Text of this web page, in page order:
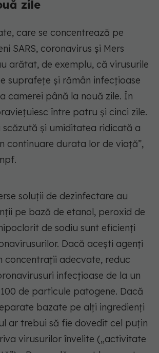
zile
care se concentrează pe
SARS, coronavirus și Mers
arătat, de exemplu, că virusurile
suprafețe și rămân infecțioase
camerei până la nouă zile. În
între patru și cinci zile.
scăzută și umiditatea ridicată a
continuare durata lor de viață”,
soluții de dezinfectare au
pe bază de etanol, peroxid de
de sodiu sunt eficienți
Dacă acești agenți
concentrații adecvate, reduc
infecțioase de la un
de particule patogene. Dacă
bazate pe alți ingredienți
ar trebui să fie dovedit cel puțin
virusurilor învelite („activitate